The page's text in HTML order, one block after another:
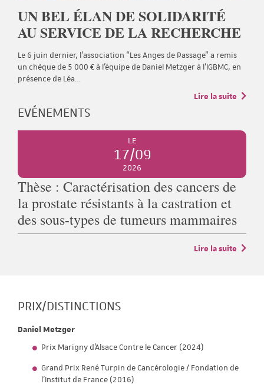
UN BEL ÉLAN DE SOLIDARITÉ
AU SERVICE DE LA RECHERCHE
Le 6 juin dernier, l’association “Les Anges de Passage” a remis
un chèque de 5 000 € à l’équipe de Daniel Metzger à l’IGBMC, en
présence de Léa…
Lire la suite
EVÉNEMENTS
LE
17/09
2026
Thèse : Caractérisation des cancers de
la prostate résistants à la castration et
des sous-types de tumeurs mammaires
Lire la suite
PRIX/DISTINCTIONS
Daniel Metzger
Prix Marigny d'Alsace Contre le Cancer (2024)
Grand Prix René Turpin de Cancérologie / Fondation de
l’Institut de France (2016)